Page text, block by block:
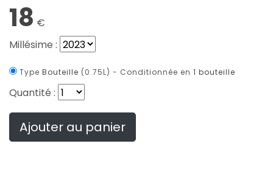
18 €
Millésime :
Type Bouteille (0.75L) - Conditionnée en 1 bouteille
Quantité :
Ajouter au panier